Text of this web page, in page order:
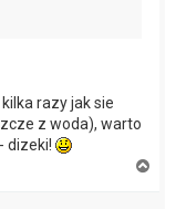
razy jak sie
z woda), warto
dizeki!